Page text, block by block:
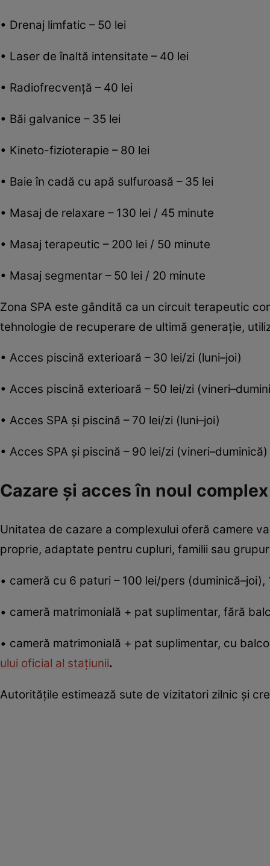
• Drenaj limfatic – 50 lei
• Laser de înaltă intensitate – 40 lei
• Radiofrecvență – 40 lei
• Băi galvanice – 35 lei
• Kineto-fizioterapie – 80 lei
• Baie în cadă cu apă sulfuroasă – 35 lei
• Masaj de relaxare – 130 lei / 45 minute
• Masaj terapeutic – 200 lei / 50 minute
• Masaj segmentar – 50 lei / 20 minute
Zona SPA este gândită ca un circuit terapeutic
tehnologie de recuperare de ultimă generație,
• Acces piscină exterioară – 30 lei/zi (luni–joi)
• Acces piscină exterioară – 50 lei/zi
• Acces SPA și piscină – 70 lei/zi (luni–joi)
• Acces SPA și piscină – 90 lei/zi (vineri–duminică)
Cazare și acces în noul complex
Unitatea de cazare a complexului oferă camere
proprie, adaptate pentru cupluri, familii sau
• cameră cu 6 paturi – 100 lei/pers (duminică–joi),
• cameră matrimonială + pat suplimentar, fără
• cameră matrimonială + pat suplimentar, cu
ului oficial al stațiunii.
Autoritățile estimează sute de vizitatori zilnic și